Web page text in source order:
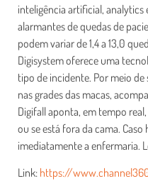
inteligência artificial, analytics
alarmantes de quedas de
podem variar de 1,4 a 13,0
Digisystem oferece uma
tipo de incidente. Por meio de
nas grades das macas,
Digifall aponta, em tempo
ou se está fora da cama.
imediatamente a enfermaria.
Link: https://